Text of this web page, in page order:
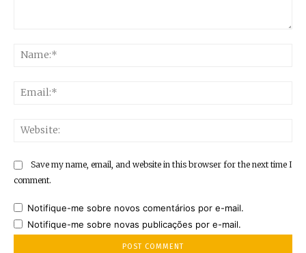
Save my name, email, and website in this browser for the next time I
comment.
Notifique-me sobre novos comentários por e-mail.
Notifique-me sobre novas publicações por e-mail.